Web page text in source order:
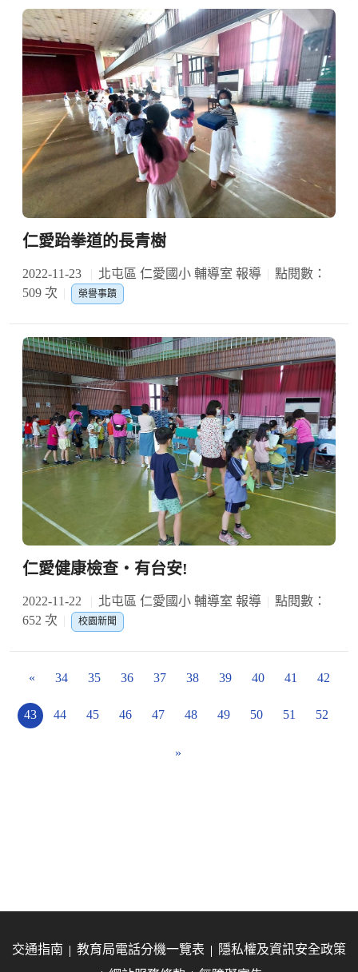
仁愛跆拳道的長青樹
2022-11-23 北屯區 仁愛國小 輔導室 報導
點閱數：
509 次
榮譽事蹟
仁愛健康檢查‧有台安!
2022-11-22 北屯區 仁愛國小 輔導室 報導
點閱數：
652 次
校園新聞
« 34 35 36 37 38 39 40 41 42
43 44 45 46 47 48 49 50 51 52
»
交通指南 教育局電話分機一覽表
隱私權及資訊安全政策